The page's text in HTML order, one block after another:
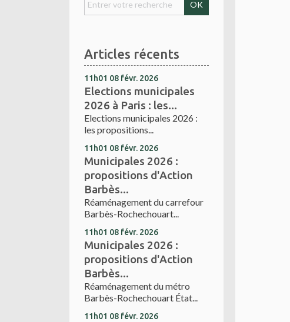
Articles récents
11h01 08 févr. 2026
Elections municipales
2026 à Paris : les...
Elections municipales 2026 :
les propositions...
11h01 08 févr. 2026
Municipales 2026 :
propositions d'Action
Barbès...
Réaménagement du carrefour
Barbès-Rochechouart...
11h01 08 févr. 2026
Municipales 2026 :
propositions d'Action
Barbès...
Réaménagement du métro
Barbès-Rochechouart État...
11h01 08 févr. 2026